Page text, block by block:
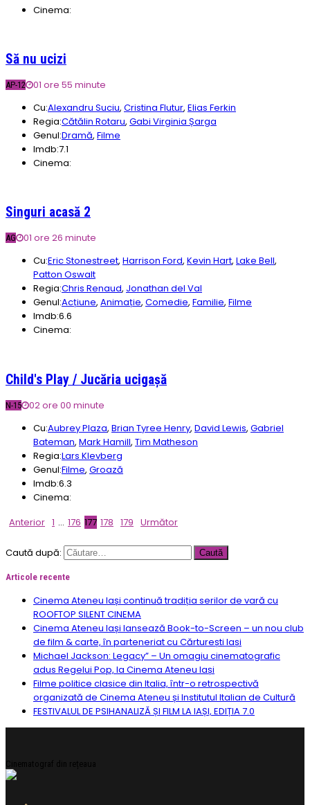
Cinema:
Să nu ucizi
AP-12
01 ore 55 minute
Cu:Alexandru Suciu, Cristina Flutur, Elias Ferkin
Regia:Cătălin Rotaru, Gabi Virginia Șarga
Genul:Dramă, Filme
Imdb:7.1
Cinema:
Singuri acasă 2
AG
01 ore 26 minute
Cu:Eric Stonestreet, Harrison Ford, Kevin Hart, Lake Bell,
Patton Oswalt
Regia:Chris Renaud, Jonathan del Val
Genul:Acțiune, Animație, Comedie, Familie, Filme
Imdb:6.6
Cinema:
Child's Play / Jucăria ucigașă
N-15
02 ore 00 minute
Cu:Aubrey Plaza, Brian Tyree Henry, David Lewis, Gabriel
Bateman, Mark Hamill, Tim Matheson
Regia:Lars Klevberg
Genul:Filme, Groază
Imdb:6.3
Cinema:
Anterior 1 … 176 177 178 179 Următor
Caută după:
Articole recente
Cinema Ateneu Iași continuă tradiția serilor de vară cu
ROOFTOP SILENT CINEMA
Cinema Ateneu Iași lansează Book-to-Screen – un nou club
de film & carte, în parteneriat cu Cărturești Iași
Michael Jackson: Legacy” – Un omagiu cinematografic
adus Regelui Pop, la Cinema Ateneu Iași
Filme politice clasice din Italia, într-o retrospectivă
organizată de Cinema Ateneu și Institutul Italian de Cultură
FESTIVALUL DE PSIHANALIZĂ ȘI FILM LA IAȘI, EDIȚIA 7.0
Cinematograf din rețeaua